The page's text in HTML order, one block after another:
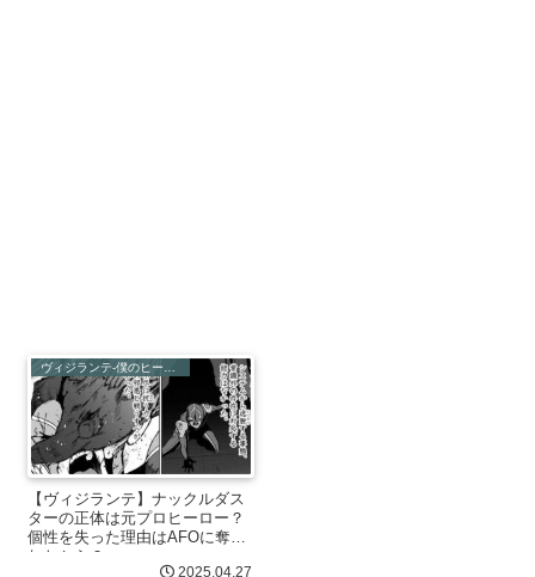
ヴィジランテ-僕のヒーローアカデミアILLEGALS-
【ヴィジランテ】ナックルダス
ターの正体は元プロヒーロー？
個性を失った理由はAFOに奪わ
れたから？
2025.04.27